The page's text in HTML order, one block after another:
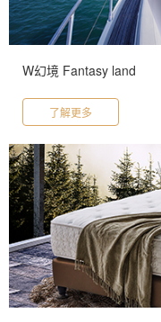
W幻境 Fantasy land
了解更多